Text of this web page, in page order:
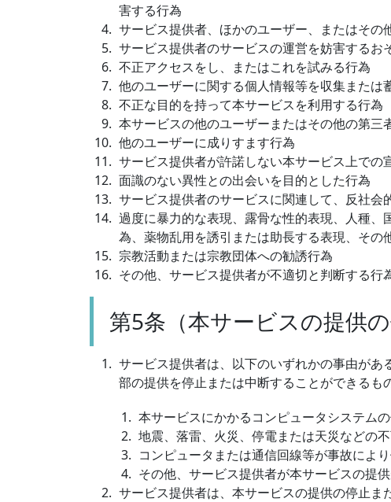
害する行為
サービス提供者、ほかのユーザー、またはそ
サービス提供者のサービスの運営を妨害するお
不正アクセスをし、またはこれを試みる行為
他のユーザーに関する個人情報等を収集または
不正な目的を持って本サービスを利用する行為
本サービスの他のユーザーまたはその他の第
他のユーザーに成りすます行為
サービス提供者が許諾しない本サービス上での
面識のない異性との出会いを目的とした行為
サービス提供者のサービスに関連して、反社
過度に暴力的な表現、露骨な性的表現、人種
為、薬物乱用を誘引または助長する表現、そ
宗教活動または宗教団体への勧誘行為
その他、サービス提供者が不適切と判断する行
第5条（本サービスの提供の
サービス提供者は、以下のいずれかの事由が
部の提供を停止または中断することができるも
本サービスにかかるコンピュータシステム
地震、落雷、火災、停電または天災などの
コンピュータまたは通信回線等が事故によ
その他、サービス提供者が本サービスの提
サービス提供者は、本サービスの提供の停止